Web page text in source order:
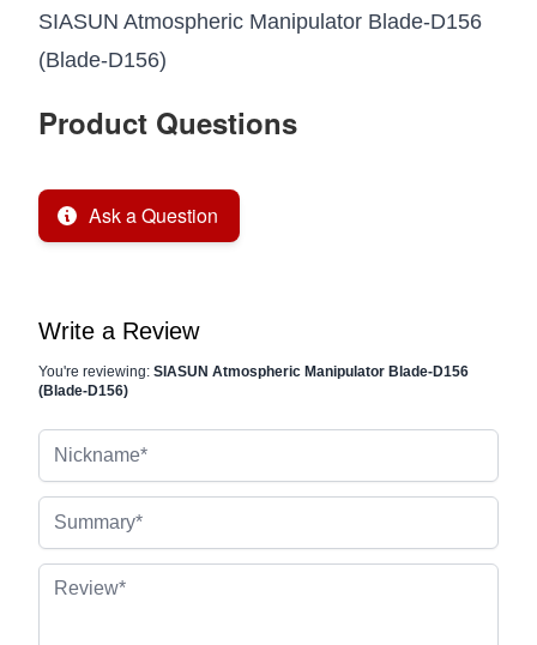
SIASUN Atmospheric Manipulator Blade-D156
(Blade-D156)
Product Questions
Ask a Question
Write a Review
You're reviewing: SIASUN Atmospheric Manipulator Blade-D156
(Blade-D156)
Review